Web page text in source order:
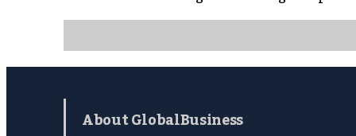
About GlobalBusiness